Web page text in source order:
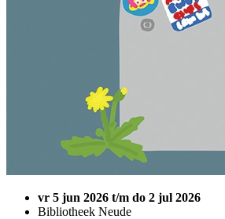
vr 5 jun 2026 t/m do 2 jul 2026
Bibliotheek Neude